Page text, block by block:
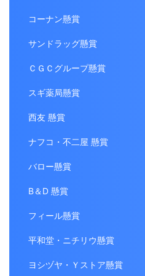
コーナン懸賞
サンドラッグ懸賞
ＣＧＣグループ懸賞
スギ薬局懸賞
西友 懸賞
ナフコ・不二屋 懸賞
バロー懸賞
B＆D 懸賞
フィール懸賞
平和堂・ニチリウ懸賞
ヨシヅヤ・Ｙストア懸賞